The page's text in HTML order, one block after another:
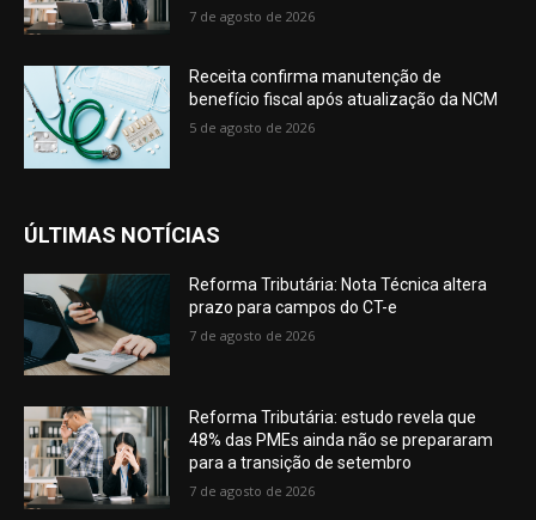
7 de agosto de 2026
Receita confirma manutenção de
benefício fiscal após atualização da NCM
5 de agosto de 2026
ÚLTIMAS NOTÍCIAS
Reforma Tributária: Nota Técnica altera
prazo para campos do CT-e
7 de agosto de 2026
Reforma Tributária: estudo revela que
48% das PMEs ainda não se prepararam
para a transição de setembro
7 de agosto de 2026